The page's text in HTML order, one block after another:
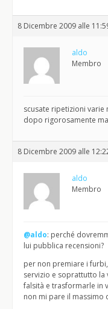
8 Dicembre 2009 alle
aldo
Membro
scusate ripetizioni
dopo rigorosamente
8 Dicembre 2009 alle
aldo
Membro
@aldo: perché
lui pubblica recensioni?
per non premiare i
servizio e soprattutto
falsità e trasformarle in
non mi pare il massimo